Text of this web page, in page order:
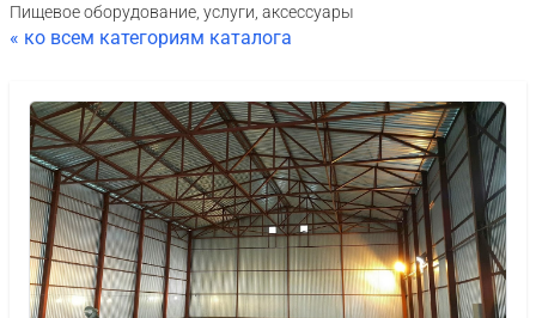
Пищевое оборудование, услуги, аксессуары
« ко всем категориям каталога